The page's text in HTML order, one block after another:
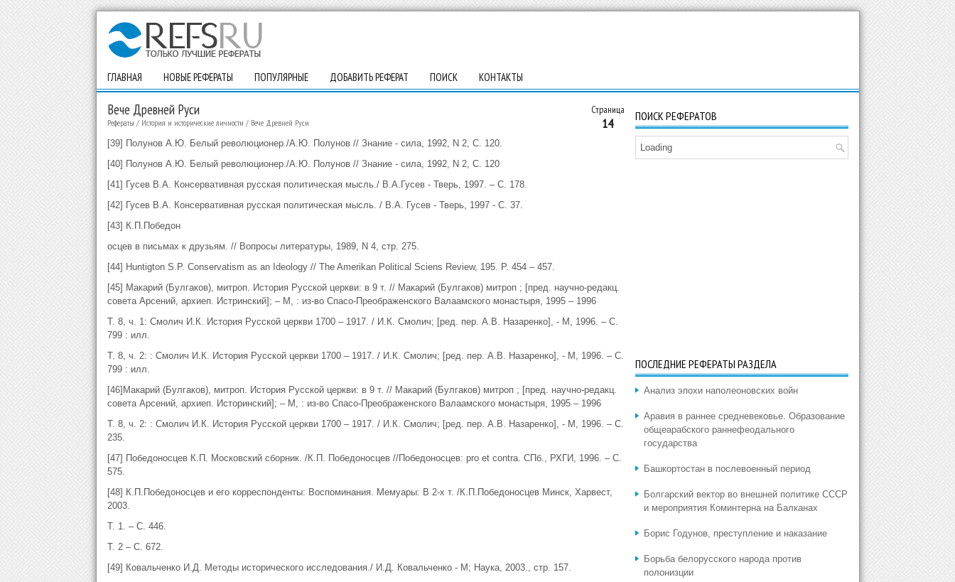
ГЛАВНАЯ НОВЫЕ РЕФЕРАТЫ ПОПУЛЯРНЫЕ ДОБАВИТЬ РЕФЕРАТ ПОИСК КОНТАКТЫ
Страница
14
Вече Древней Руси
Рефераты / История и исторические личности / Вече Древней Руси
[39] Полунов А.Ю. Белый революционер./А.Ю. Полунов // Знание - сила, 1992, N 2, С. 120.
[40] Полунов А.Ю. Белый революционер./А.Ю. Полунов // Знание - сила, 1992, N 2, С. 120
[41] Гусев В.А. Консервативная русская политическая мысль./ В.А.Гусев - Тверь, 1997. – С. 178.
[42] Гусев В.А. Консервативная русская политическая мысль. / В.А. Гусев - Тверь, 1997 - С. 37.
[43] К.П.Победон
осцев в письмах к друзьям. // Вопросы литературы, 1989, N 4, стр. 275.
[44] Huntigton S.P. Conservatism as an Ideology // The Amerikan Political Sciens Review, 195. P. 454 – 457.
[45] Макарий (Булгаков), митроп. История Русской церкви: в 9 т. // Макарий (Булгаков) митроп ; [пред. научно-редакц.
совета Арсений, архиеп. Истринский]; – М, : из-во Спасо-Преображенского Валаамского монастыря, 1995 – 1996
Т. 8, ч. 1: Смолич И.К. История Русской церкви 1700 – 1917. / И.К. Смолич; [ред. пер. А.В. Назаренко], - М, 1996. – С.
799 : илл.
Т. 8, ч. 2: : Смолич И.К. История Русской церкви 1700 – 1917. / И.К. Смолич; [ред. пер. А.В. Назаренко], - М, 1996. – С.
799 : илл.
[46]Макарий (Булгаков), митроп. История Русской церкви: в 9 т. // Макарий (Булгаков) митроп ; [пред. научно-редакц.
совета Арсений, архиеп. Историнский]; – М, : из-во Спасо-Преображенского Валаамского монастыря, 1995 – 1996
Т. 8, ч. 2: : Смолич И.К. История Русской церкви 1700 – 1917. / И.К. Смолич; [ред. пер. А.В. Назаренко], - М, 1996. – С.
235.
[47] Победоносцев К.П. Московский сборник. /К.П. Победоносцев //Победоносцев: pro et contra. СПб., РХГИ, 1996. – С.
575.
[48] К.П.Победоносцев и его корреспонденты: Воспоминания. Мемуары: В 2-х т. /К.П.Победоносцев Минск, Харвест,
2003.
Т. 1. – С. 446.
Т. 2 – С. 672.
[49] Ковальченко И.Д. Методы исторического исследования./ И.Д. Ковальченко - М; Наука, 2003., стр. 157.
ПОИСК РЕФЕРАТОВ
Loading
ПОСЛЕДНИЕ РЕФЕРАТЫ РАЗДЕЛА
Анализ эпохи наполеоновских войн
Аравия в раннее средневековье. Образование
общеарабского раннефеодального
государства
Башкортостан в послевоенный период
Болгарский вектор во внешней политике СССР
и мероприятия Коминтерна на Балканах
Борис Годунов, преступление и наказание
Борьба белорусского народа против
полонизции